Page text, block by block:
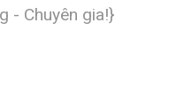
- Chuyên gia!}